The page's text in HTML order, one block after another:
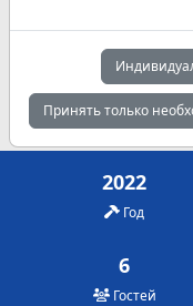
1,700 €
Август
2,130 €
2022
Год
6
Гостей
Принять только